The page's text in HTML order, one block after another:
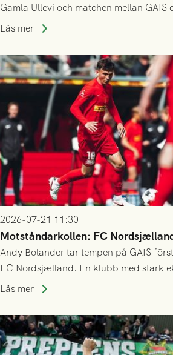
Gamla Ullevi och matchen mellan
kvalet till Conference League! Avspark
Läs mer
2026-07-21 11:30
Motståndarkollen: FC
Andy Bolander tar tempen på GAIS
FC Nordsjælland. En klubb med stark
publiksnitt, ett lag med både kollektiv
Läs mer